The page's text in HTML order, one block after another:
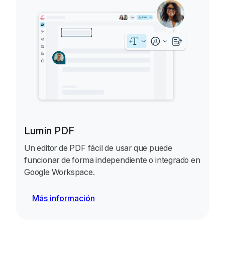
Lumin PDF
Un editor de PDF fácil de usar que puede
funcionar de forma independiente o integrado en
Google Workspace.
Más información